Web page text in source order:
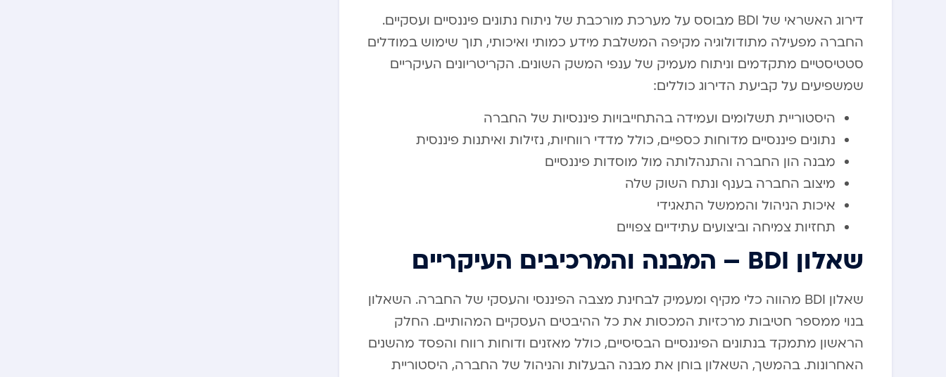
דירוג האשראי של BDI מבוסס על מערכת מורכבת של ניתוח נתונים פיננסיים ועסקיים.
החברה מפעילה מתודולוגיה מקיפה המשלבת מידע כמותי ואיכותי, תוך שימוש במודלים
סטטיסטיים מתקדמים וניתוח מעמיק של ענפי המשק השונים. הקריטריונים העיקריים
שמשפיעים על קביעת הדירוג כוללים:
היסטוריית תשלומים ועמידה בהתחייבויות פיננסיות של החברה
נתונים פיננסיים מדוחות כספיים, כולל מדדי רווחיות, נזילות ואיתנות פיננסית
מבנה הון החברה והתנהלותה מול מוסדות פיננסיים
מיצוב החברה בענף ונתח השוק שלה
איכות הניהול והממשל התאגידי
תחזיות צמיחה וביצועים עתידיים צפויים
שאלון BDI – המבנה והמרכיבים העיקריים
שאלון BDI מהווה כלי מקיף ומעמיק לבחינת מצבה הפיננסי והעסקי של החברה. השאלון
בנוי ממספר חטיבות מרכזיות המכסות את כל ההיבטים העסקיים המהותיים. החלק
הראשון מתמקד בנתונים הפיננסיים הבסיסיים, כולל מאזנים ודוחות רווח והפסד מהשנים
האחרונות. בהמשך, השאלון בוחן את מבנה הבעלות והניהול של החברה, היסטוריית